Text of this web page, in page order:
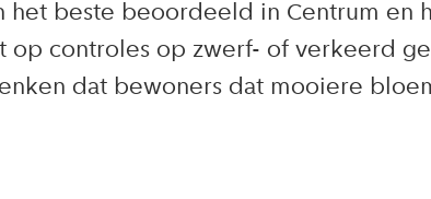
het beste beoordeeld in Centrum en
controles op zwerf- of verkeerd
dat bewoners dat mooiere